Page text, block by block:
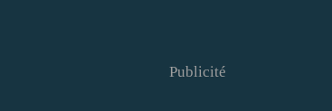
Publicité